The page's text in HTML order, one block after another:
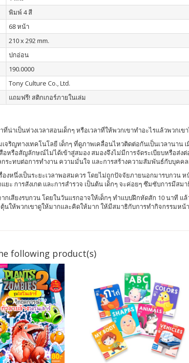
พิมพ์ 4 สี
68 หน้า
210 x 292 mm.
ปกอ่อน
190.0000
Tony Culture Co., Ltd.
แถมฟรี! สติกเกอร์ภายในเล่ม
น่าเป็นห่วงเวลาสอนเด็กๆ หรือเวลาที่ให้พวกเขาทำอะไรแล้วพวกเ
ริญทางเทคโนโลยี เด็กๆ ที่ดูภาพเคลื่อนไหวติดต่อกันเป็นเวลานา
หรือสัญลักษณ์ไม่ได้เข้าสู่สมอง สมองจึงไม่มีการจัดระเบียบหรือส่ง
ะทบต่อการทำงาน ความมั่นใจ และการสร้างความสัมพันธ์กับบุคค
องหนึ่งเป็นระยะเวลาพอสมควร โดยไม่ถูกปัจจัยภายนอกมารบกวน
ะ การสังเกต และการสำรวจ เป็นต้น เด็กๆ จะค่อยๆ ซึมซับการมีสม
กเสียงรบกวน โดยในวันแรกอาจให้เด็กๆ ทำแบบฝึกหัดสัก 10 นาที
นให้พวกเขาดูให้มากและคิดให้มาก ให้มีสมาธิกับการทำกิจกรรมห
following product(s)